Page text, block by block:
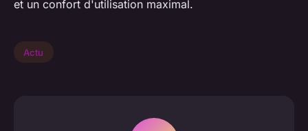
et un confort d'utilisation maximal.
Actu